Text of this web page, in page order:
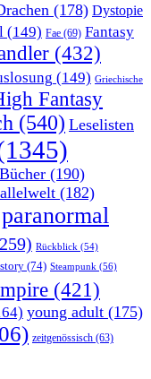
(178) Dystopie
(149) Fae (69) Fantasy
(432)
(149) Griechische
Fantasy
(540) Leselisten
(190)
(182)
paranormal
Rückblick (54)
(74) Steampunk (56)
(421)
young adult (175)
zeitgenössisch (63)